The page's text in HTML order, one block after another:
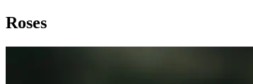
Roses